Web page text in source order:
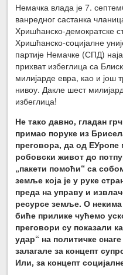
Немачка влада је 7.
ванредног састанка
Хришћанско-демократске
Хришћанско-социјалне
партије Немачке (СПД)
прихват избеглица са
милијарде евра, као и још
нивоу. Дакле шест
избеглица!
Не тако давно, гладан
примао поруке из
преговора, да од ЕУропе
робовски живот до
„пакети помоћи“ са
земље која је у руке
преда на управу и
ресурсе земље. О
биће прилике чућемо
преговори су показали
удар“ на политичке
залагале за концепт
Или, за концепт